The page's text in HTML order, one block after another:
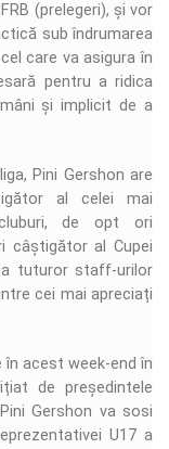
(prelegeri), și vor
sub îndrumarea
care va asigura în
pentru a ridica
și implicit de a
Pini Gershon are
al celei mai
de opt ori
câștigător al Cupei
tuturor staff-urilor
cei mai apreciați
acest week-end în
de președintele
Gershon va sosi
U17 a